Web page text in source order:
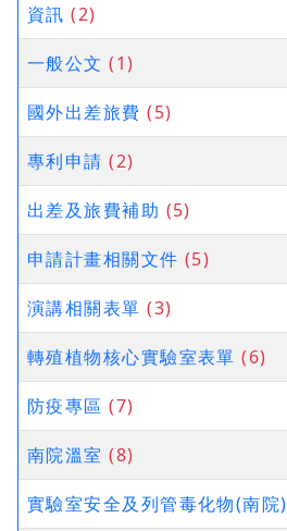
資訊 (2)
一般公文 (1)
國外出差旅費 (5)
專利申請 (2)
出差及旅費補助 (5)
申請計畫相關文件 (5)
演講相關表單 (3)
轉殖植物核心實驗室表單 (6)
防疫專區 (7)
南院溫室 (8)
實驗室安全及列管毒化物(南院)